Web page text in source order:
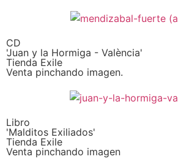
CD
'Juan y la Hormiga - València'
Tienda Exile
Venta pinchando imagen.
Libro
'Malditos Exiliados'
Tienda Exile
Venta pinchando imagen